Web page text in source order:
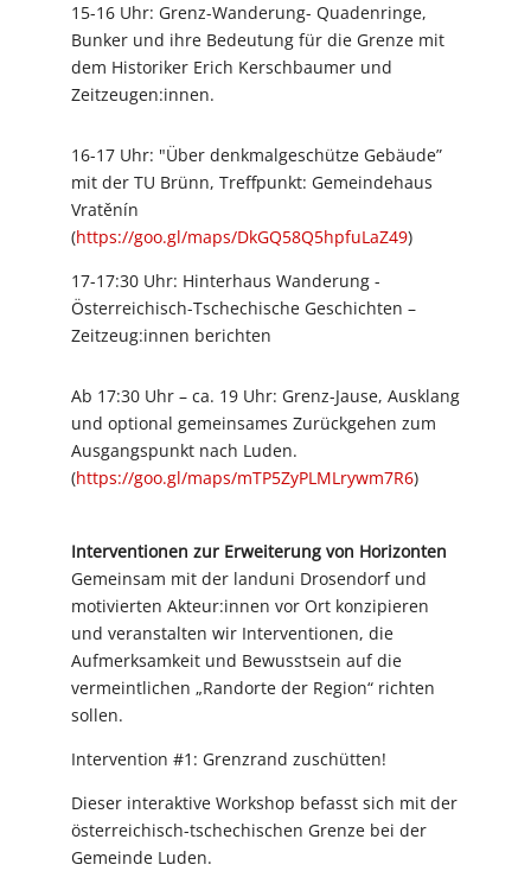
15-16 Uhr: Grenz-Wanderung- Quadenringe,
Bunker und ihre Bedeutung für die Grenze mit
dem Historiker Erich Kerschbaumer und
Zeitzeugen:innen.
16-17 Uhr: "Über denkmalgeschütze Gebäude”
mit der TU Brünn, Treffpunkt: Gemeindehaus
Vratěnín
(https://goo.gl/maps/DkGQ58Q5hpfuLaZ49)
17-17:30 Uhr: Hinterhaus Wanderung -
Österreichisch-Tschechische Geschichten –
Zeitzeug:innen berichten
Ab 17:30 Uhr – ca. 19 Uhr: Grenz-Jause, Ausklang
und optional gemeinsames Zurückgehen zum
Ausgangspunkt nach Luden.
(https://goo.gl/maps/mTP5ZyPLMLrywm7R6)
Interventionen zur Erweiterung von Horizonten
Gemeinsam mit der landuni Drosendorf und
motivierten Akteur:innen vor Ort konzipieren
und veranstalten wir Interventionen, die
Aufmerksamkeit und Bewusstsein auf die
vermeintlichen „Randorte der Region“ richten
sollen.
Intervention #1: Grenzrand zuschütten!
Dieser interaktive Workshop befasst sich mit der
österreichisch-tschechischen Grenze bei der
Gemeinde Luden.